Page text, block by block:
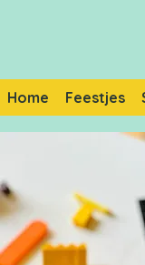
Home Feestjes